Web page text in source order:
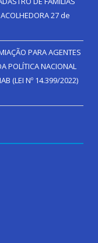
27 de
PARA AGENTES
POLÍTICA NACIONAL
(LEI Nº 14.399/2022)